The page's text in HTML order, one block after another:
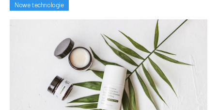
Nowe technologie